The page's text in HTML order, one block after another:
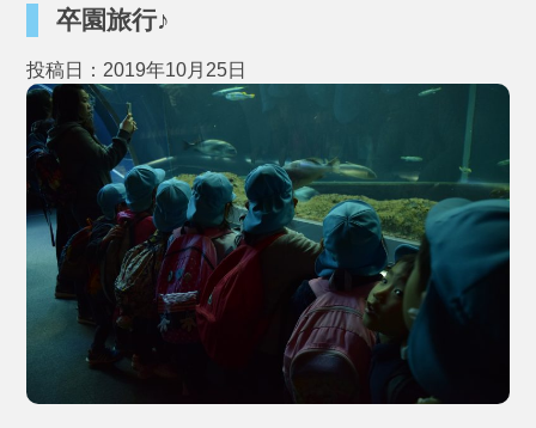
卒園旅行♪
投稿日：2019年10月25日